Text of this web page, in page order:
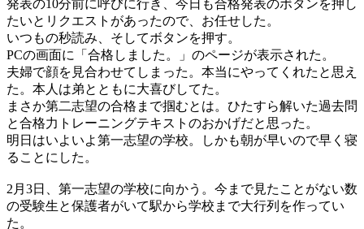
発表の10分前に呼びに行き、今日も合格発表のボタンを押し
たいとリクエストがあったので、お任せした。
いつもの秒読み、そしてボタンを押す。
PCの画面に「合格しました。」のページが表示された。
夫婦で顔を見合わせてしまった。本当にやってくれたと思え
た。本人は弟とともに大喜びしてた。
まさか第二志望の合格まで掴むとは。ひたすら解いた過去問
と合格力トレーニングテキストのおかげだと思った。
明日はいよいよ第一志望の学校。しかも朝が早いので早く寝
ることにした。
2月3日、第一志望の学校に向かう。今まで見たことがない数
の受験生と保護者がいて駅から学校まで大行列を作ってい
た。